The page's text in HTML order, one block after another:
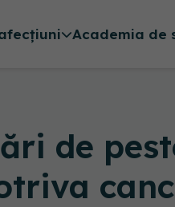
Academia de
de